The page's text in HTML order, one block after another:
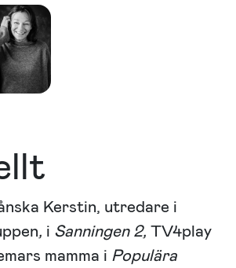
Kerstin, utredare i
, i Sanningen 2, TV4play
mamma i Populära